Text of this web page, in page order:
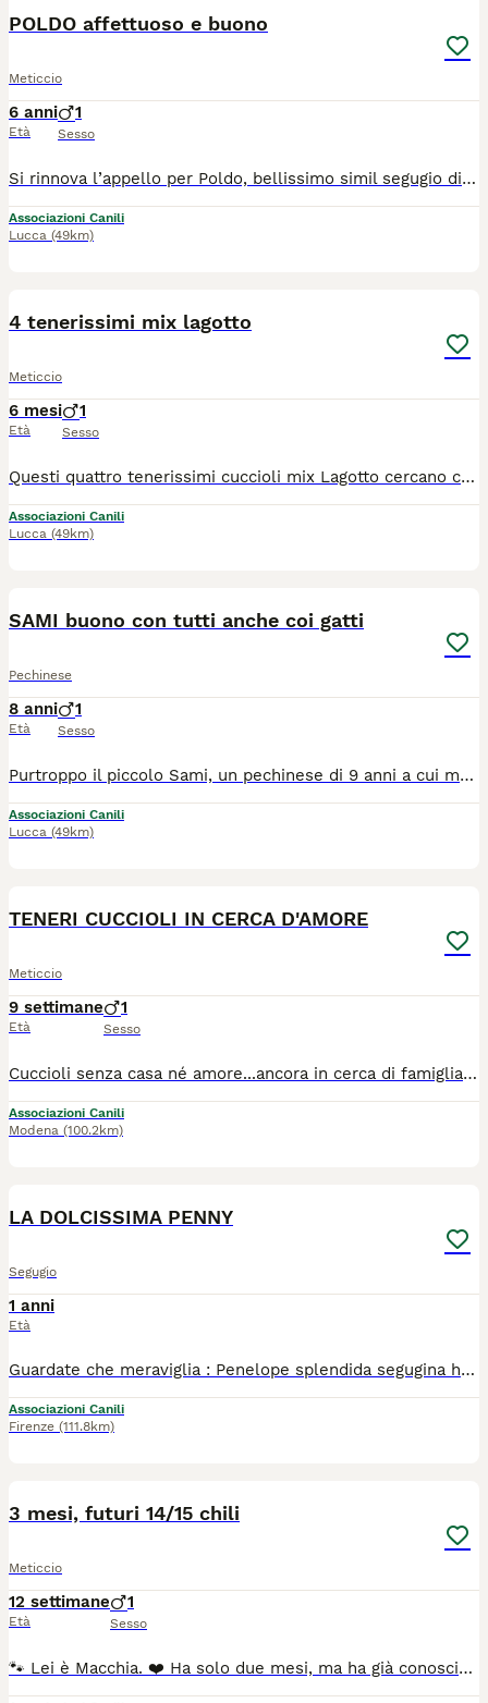
POLDO affettuoso e buono
Meticcio
6 anni
Età
1
Sesso
Si rinnova l’appello per Poldo, bellissimo simil segugio di taglia media, entrato in canile nel mese di febbraio 2021. Poldo è un cane esuberante, vivace e leggermente timido con gli estranei. Va d’accordo con le femmine e anche con diversi maschi. Adora le palline, è affettuoso e buono. Si cerca per lui una situazione adeguata al suo bisogno di movimento. Ha circa 6 anni E’ a Siena, adottabile nel centro nord, con disponibilità a controlli pre e post affido, oltre a dare notizie di lui via via Per informazioni: 3382227702
Associazioni Canili
Lucca (49km)
4 tenerissimi mix lagotto
Meticcio
6 mesi
Età
1
Sesso
Questi quattro tenerissimi cuccioli mix Lagotto cercano casa: Sandro, Jack, Otello e la femminuccia Yara. Hanno circa sei mesi e sono una futura taglia media. Si trovano a Siena e si affidano vaccinati e chippati previa disponibilità a controlli pre e post affido. Per informazioni: Cell. 339 4246922 - 338 2227702 Mail. asstasiena@gmail.com
Associazioni Canili
Lucca (49km)
SAMI buono con tutti anche coi gatti
Pechinese
8 anni
Età
1
Sesso
Purtroppo il piccolo Sami, un pechinese di 9 anni a cui manca un occhio, è costretto a lasciare la sua casa. Non vogliamo entrare nei dettagli ma chiediamo a tutti un aiuto per dare a questa piccolino un'altra possibilità di essere felice. Sami è una taglia piccola, va d'accordo con tutti i cani e gatti, ha un carattere eccezionale, ma non gradisce rimanere solo. Non è castrato La sua adozione è urgente. Sami si trova a Siena e potrà essere adottato preferibilmente in Toscana o nel centro nord previa disponibilità a controllo pre e post affido. Per informazioni: 3382227702 preferibile messaggio whatsapp (asstasiena)
Associazioni Canili
Lucca (49km)
TENERI CUCCIOLI IN CERCA D'AMORE
Meticcio
9 settimane
Età
1
Sesso
Cuccioli senza casa né amore...ancora in cerca di famiglia. Socievoli e buonissimi, chiedono solo un po d'amore. Vaccinati e sverminati. Quelli in foto e altri. Per adottarne uno chiamateci al 3?40?57?83?896 Dai 2 mesi, taglie medie sui 25 kg da adulti Arrivano con staffetta a Bologna, con ritiro a Casalecchio di Reno.
Associazioni Canili
Modena (100.2km)
LA DOLCISSIMA PENNY
Segugio
1 anni
Età
Guardate che meraviglia : Penelope splendida segugina ha dato alla luce 10 tenere polpette! Una più dolce dell'altra... ovviamente anche Penelope cerca casa, è una segugina buonissima, coccolona di circa 1 annetto e mezzo Chi vuole amarla per la vita? Si cerca per lei casa con giardino, essendo cmq un cane da caccia Si trova in pr di Frosinone e verrà affidata a fine aprile, al nord e centro Italia dopo che avrà finito di allattare dopo che verrà sterilizzata Per informazioni scrivete una piccola presentazione su whazz app 3204847756
Associazioni Canili
Firenze (111.8km)
3 mesi, futuri 14/15 chili
Meticcio
12 settimane
Età
1
Sesso
🐾 Lei è Macchia. ❤️ Ha solo due mesi, ma ha già conosciuto ciò che nessun cucciolo dovrebbe vivere. La sua storia è fatta di solitudine, fame e giornate trascorse da randagia, in balia di un destino che avrebbe potuto portarla via troppo presto. Oggi, però, la sua vita è cambiata. Grazie al grande cuore delle volontarie Macchia è finalmente al sicuro. Ma il suo lieto fine non è ancora arrivato. Ora aspetta una famiglia che la scelga per sempre. Una famiglia che la guardi negli occhi e si innamori di quella dolcissima macchiolina sul suo musetto, del suo sguardo pieno di speranza e della sua voglia di vivere. Perché diciamocelo… come si fa a non innamorarsi di lei? Macchia sarà affidata spulciata, sverminata, vaccinata e con microchip, previo iter di preaffido. Questa bimba sarà una taglia media contenuta, max 15 kg 📍 Siamo ad Eboli (SA) ☎️ Per informazioni: 338 593 0994. Lei dopo visita conoscitiva pre affido arriva con staffetta autorizzata ASL in tutto il Centro Nord, con vaccini e libretto sanitario